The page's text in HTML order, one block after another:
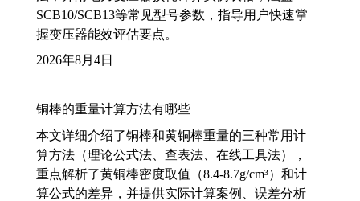
SCB10/SCB13等常见型号参数，指导用户快速掌
握变压器能效评估要点。
2026年8月4日
铜棒的重量计算方法有哪些
本文详细介绍了铜棒和黄铜棒重量的三种常用计
算方法（理论公式法、查表法、在线工具法），
重点解析了黄铜棒密度取值（8.4-8.7g/cm³）和计
算公式的差异，并提供实际计算案例、误差分析